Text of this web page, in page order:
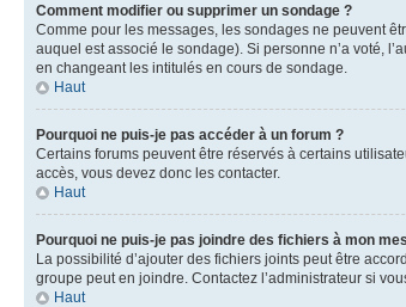
Comment modifier ou supprimer un sondage ?
Comme pour les messages, les sondages ne peuvent
auquel est associé le sondage). Si personne n’a voté,
en changeant les intitulés en cours de sondage.
Haut
Pourquoi ne puis-je pas accéder à un forum ?
Certains forums peuvent être réservés à certains
accès, vous devez donc les contacter.
Haut
Pourquoi ne puis-je pas joindre des fichiers à mon
La possibilité d’ajouter des fichiers joints peut être
groupe peut en joindre. Contactez l’administrateur si
Haut